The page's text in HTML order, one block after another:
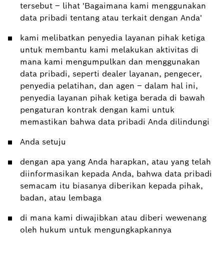
tersebut – lihat 'Bagaimana kami menggunakan
data pribadi tentang atau terkait dengan Anda'
kami melibatkan penyedia layanan pihak ketiga
untuk membantu kami melakukan aktivitas di
mana kami mengumpulkan dan menggunakan
data pribadi, seperti dealer layanan, pengecer,
penyedia pelatihan, dan agen – dalam hal ini,
penyedia layanan pihak ketiga berada di bawah
pengaturan kontrak dengan kami untuk
memastikan bahwa data pribadi Anda dilindungi
Anda setuju
dengan apa yang Anda harapkan, atau yang telah
diinformasikan kepada Anda, bahwa data pribadi
semacam itu biasanya diberikan kepada pihak,
badan, atau lembaga
di mana kami diwajibkan atau diberi wewenang
oleh hukum untuk mengungkapkannya